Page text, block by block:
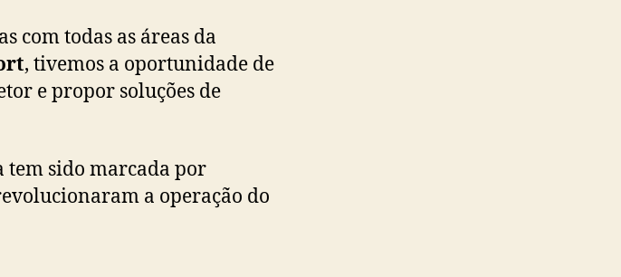
com todas as áreas da
, tivemos a oportunidade de
e propor soluções de
tem sido marcada por
a operação do